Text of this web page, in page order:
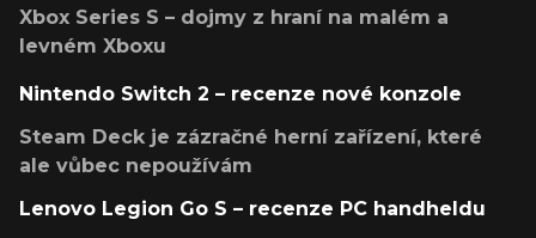
Xbox Series S – dojmy z hraní na malém a
levném Xboxu
Nintendo Switch 2 – recenze nové konzole
Steam Deck je zázračné herní zařízení, které
ale vůbec nepoužívám
Lenovo Legion Go S – recenze PC handheldu